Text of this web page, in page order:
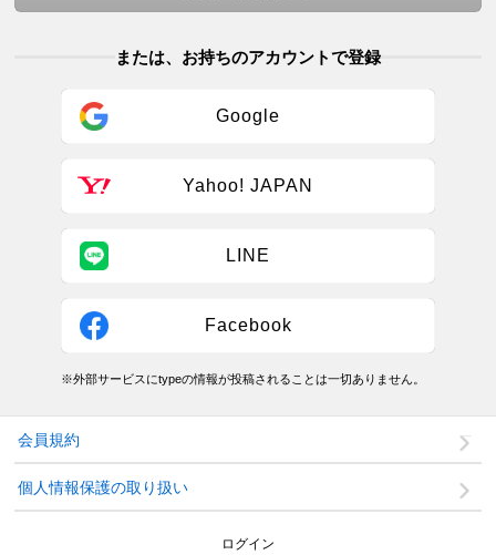
または、お持ちのアカウントで登録
Google
Yahoo! JAPAN
LINE
Facebook
※外部サービスにtypeの情報が投稿されることは一切ありません。
会員規約
個人情報保護の取り扱い
ログイン